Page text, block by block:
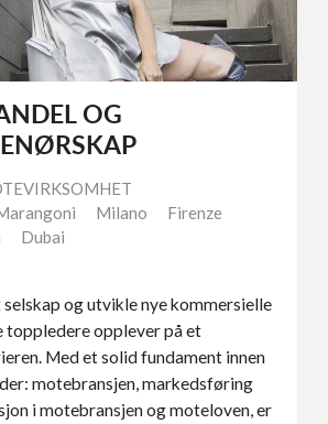
OG
Milano
Firenze
Dubai
og utvikle nye kommersielle
toppledere opplever på et
Med et solid fundament innen
motebransjen, markedsføring
i motebransjen og moteloven, er